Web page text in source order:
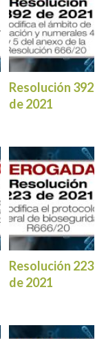
Resolución 392
de 2021
Resolución 223
de 2021